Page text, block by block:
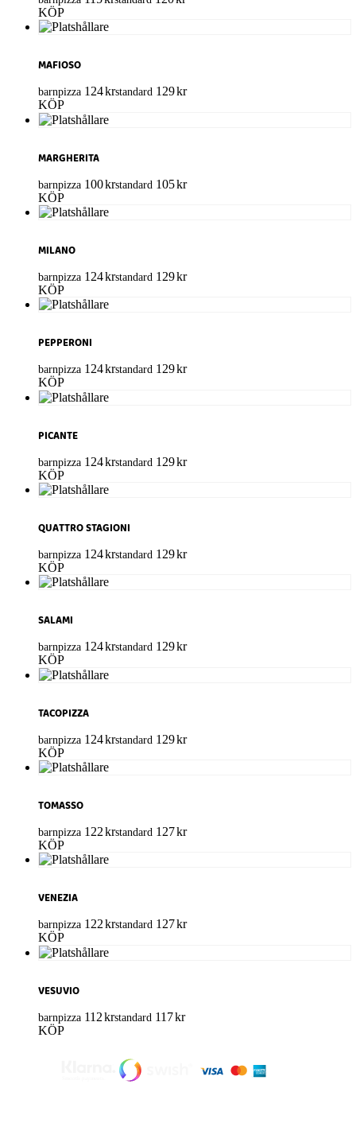
KÖP
MAFIOSO
barnpizza 124krstandard 129kr
KÖP
MARGHERITA
barnpizza 100krstandard 105kr
KÖP
MILANO
barnpizza 124krstandard 129kr
KÖP
PEPPERONI
barnpizza 124krstandard 129kr
KÖP
PICANTE
barnpizza 124krstandard 129kr
KÖP
QUATTRO STAGIONI
barnpizza 124krstandard 129kr
KÖP
SALAMI
barnpizza 124krstandard 129kr
KÖP
TACOPIZZA
barnpizza 124krstandard 129kr
KÖP
TOMASSO
barnpizza 122krstandard 127kr
KÖP
VENEZIA
barnpizza 122krstandard 127kr
KÖP
VESUVIO
barnpizza 112krstandard 117kr
KÖP